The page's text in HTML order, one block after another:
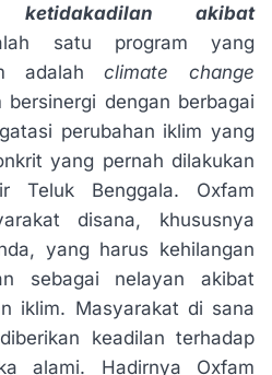
akibat
satu program yang
adalahclimate change
bersinergi dengan berbagai
perubahan iklim yang
yang pernah dilakukan
Teluk Benggala. Oxfam
disana, khususnya
yang harus kehilangan
sebagai nelayan akibat
iklim. Masyarakat di sana
keadilan terhadap
alami. Hadirnya Oxfam